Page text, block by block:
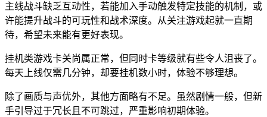
主线战斗缺乏互动性，若能加入手动触发特定技能的机制，或
许能提升战斗的可玩性和战术深度。从关注游戏起就一直期
待，希望未来能有更好表现。
挂机类游戏卡关尚属正常，但同时卡等级就有些令人沮丧了。
每天上线仅需几分钟，却要挂机数小时，体验不够理想。
除了画质与声优外，其他方面略有不足。虽然剧情一般，但新
手引导过于冗长且不可跳过，严重影响初期体验。